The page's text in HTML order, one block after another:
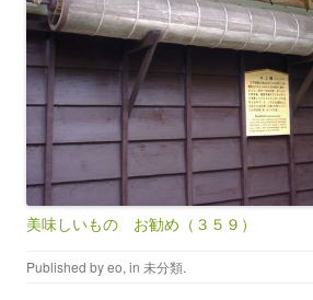
美味しいもの お勧め（３５９）
Published byeo, in 未分類.